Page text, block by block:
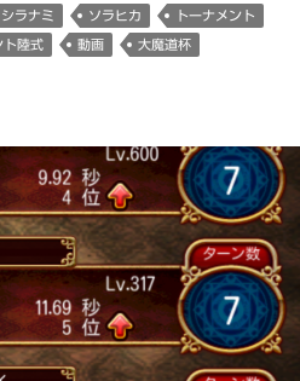
ラナミ ソラヒカ トーナメント
ト陸式 動画 大魔道杯